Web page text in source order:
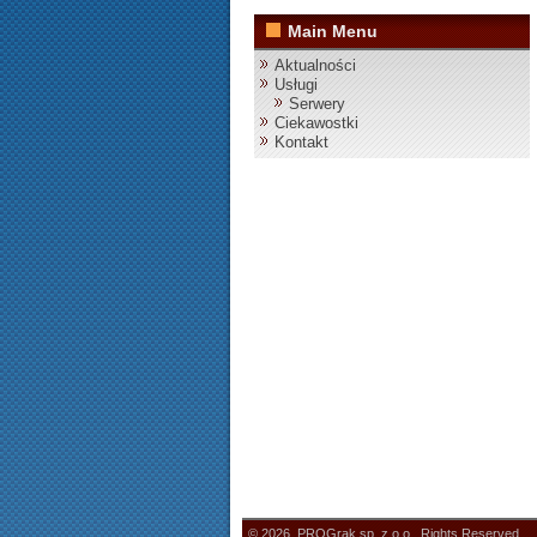
Main Menu
Aktualności
Usługi
Serwery
Ciekawostki
Kontakt
© 2026. PROGrak sp. z o.o. Rights Reserved.